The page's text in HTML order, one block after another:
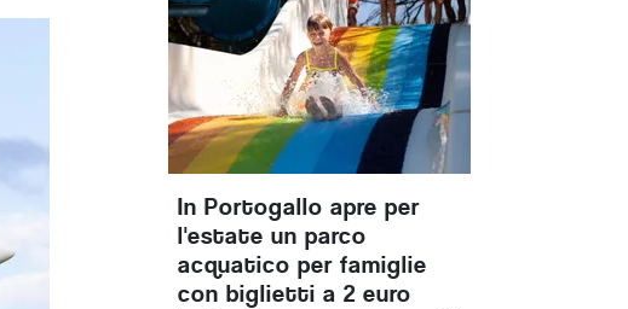
In Portogallo apre per
l'estate un parco
acquatico per famiglie
con biglietti a 2 euro